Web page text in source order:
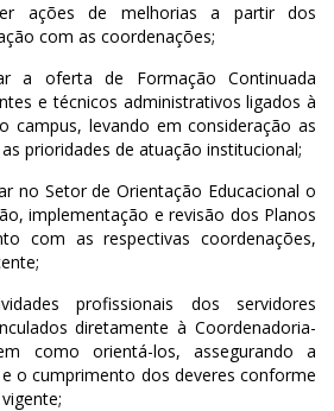
ações de melhorias a partir dos
com as coordenações;
a oferta de Formação Continuada
e técnicos administrativos ligados à
campus, levando em consideração as
prioridades de atuação institucional;
no Setor de Orientação Educacional o
implementação e revisão dos Planos
com as respectivas coordenações,
profissionais dos servidores
diretamente à Coordenadoria-
como orientá-los, assegurando a
o cumprimento dos deveres conforme